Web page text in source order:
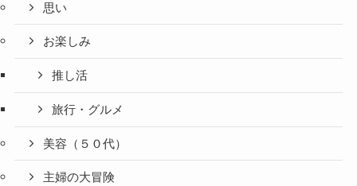
思い
お楽しみ
推し活
旅行・グルメ
美容（５０代）
主婦の大冒険